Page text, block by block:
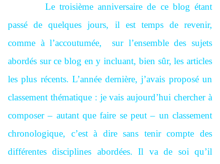
Le troisième anniversaire de ce blog étant
passé de quelques jours, il est temps de revenir,
comme à l’accoutumée, sur l’ensemble des sujets
abordés sur ce blog en y incluant, bien sûr, les articles
les plus récents. L’année dernière, j’avais proposé un
classement thématique : je vais aujourd’hui chercher à
composer – autant que faire se peut – un classement
chronologique, c’est à dire sans tenir compte des
différentes disciplines abordées. Il va de soi qu’il